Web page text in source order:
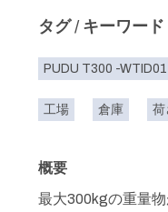
タグ / キーワード
PUDU T300 -WTID01
工場 倉庫 荷
概要
最大300kgの重量